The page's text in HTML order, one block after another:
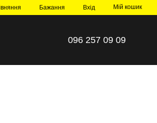
Бажання Вхід Мій кошик
096 257 09 09